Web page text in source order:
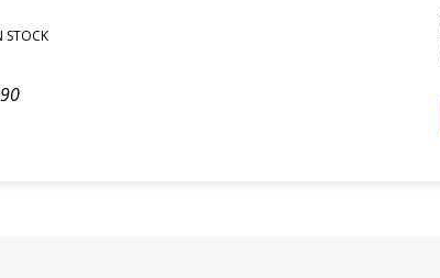
STOCK